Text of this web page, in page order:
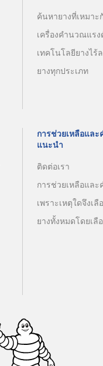
ค้นหายางที่เหมา
เครื่องคำนวณแร
เทคโนโลยียางไร้
ยางทุกประเภท
การช่วยเหลือและ
แนะนำ
ติดต่อเรา
การช่วยเหลือแล
เพราะเหตุใดจึงเ
ยางทั้งหมดโดยเลื